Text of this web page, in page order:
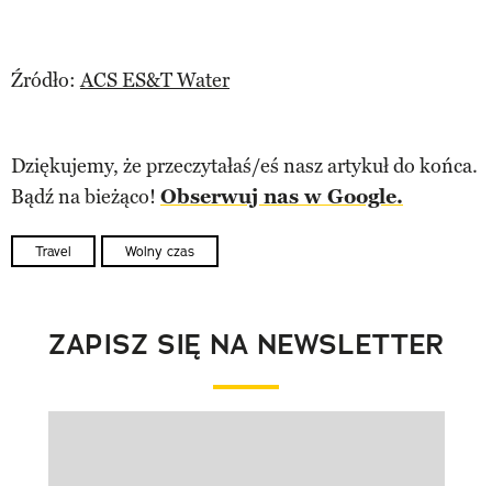
Źródło:ACS ES&T Water
Dziękujemy, że przeczytałaś/eś nasz artykuł do końca.
Bądź na bieżąco! Obserwuj nas w Google.
Travel Wolny czas
ZAPISZ SIĘ NA NEWSLETTER